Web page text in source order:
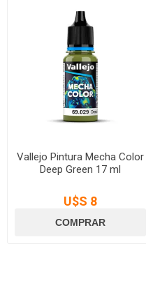
Vallejo Pintura Mecha Color
Deep Green 17 ml
U$S 8